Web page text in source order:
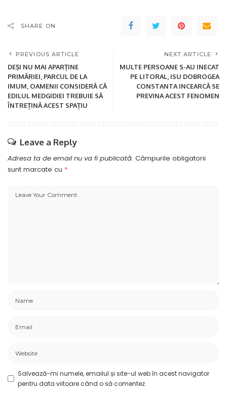
SHARE ON
PREVIOUS ARTICLE
DEŞI NU MAI APARȚINE
PRIMĂRIEI, PARCUL DE LA
IMUM, OAMENII CONSIDERĂ CĂ
EDILUL MEDGIDIEI TREBUIE SĂ
ÎNTREȚINĂ ACEST SPAȚIU
NEXT ARTICLE
MULTE PERSOANE S-AU INECAT
PE LITORAL, ISU DOBROGEA
CONSTANTA INCEARCĂ SE
PREVINA ACEST FENOMEN
Leave a Reply
Adresa ta de email nu va fi publicată. Câmpurile obligatorii
sunt marcate cu *
Salvează-mi numele, emailul și site-ul web în acest navigator
pentru data viitoare când o să comentez.